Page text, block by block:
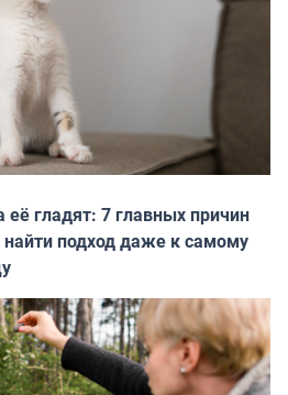
гладят: 7 главных причин
подход даже к самому